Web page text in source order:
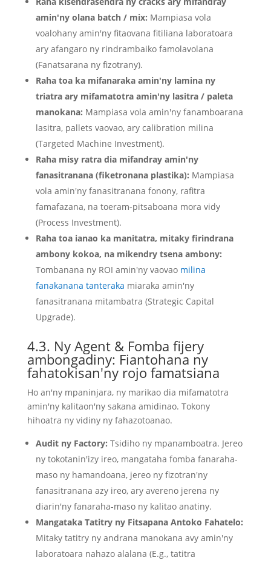
amin'ny olana batch / mix: Mampiasa vola
voalohany amin'ny fitaovana fitiliana laboratoara
ary afangaro ny rindrambaiko famolavolana
(Fanatsarana ny fizotrany).
Raha toa ka mifanaraka amin'ny lamina ny
triatra ary mifamatotra amin'ny lasitra / paleta
manokana: Mampiasa vola amin'ny fanamboarana
lasitra, pallets vaovao, ary calibration milina
(Targeted Machine Investment).
Raha misy ratra dia mifandray amin'ny
fanasitranana (fiketronana plastika): Mampiasa
vola amin'ny fanasitranana fonony, rafitra
famafazana, na toeram-pitsaboana mora vidy
(Process Investment).
Raha toa ianao ka manitatra, mitaky firindrana
ambony kokoa, na mikendry tsena ambony:
Tombanana ny ROI amin'ny vaovao milina
fanakanana tanteraka miaraka amin'ny
fanasitranana mitambatra (Strategic Capital
Upgrade).
4.3. Ny Agent & Fomba fijery
ambongadiny: Fiantohana ny
fahatokisan'ny rojo famatsiana
Ho an'ny mpaninjara, ny marikao dia mifamatotra
amin'ny kalitaon'ny sakana amidinao. Tokony
hihoatra ny vidiny ny fahazotoanao.
Audit ny Factory: Tsidiho ny mpanamboatra. Jereo
ny tokotanin'izy ireo, mangataha fomba fanaraha-
maso ny hamandoana, jereo ny fizotran'ny
fanasitranana azy ireo, ary avereno jerena ny
diarin'ny fanaraha-maso ny kalitao anatiny.
Mangataka Tatitry ny Fitsapana Antoko Fahatelo:
Mitaky tatitry ny andrana manokana avy amin'ny
laboratoara nahazo alalana (E.g., tatitra